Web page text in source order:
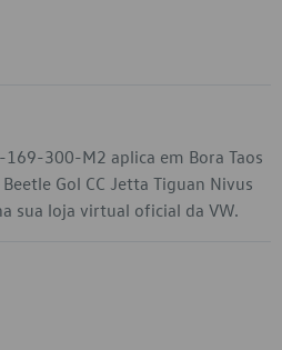
300-M2 aplica em Bora Taos
Gol CC Jetta Tiguan Nivus
sua loja virtual oficial da VW.